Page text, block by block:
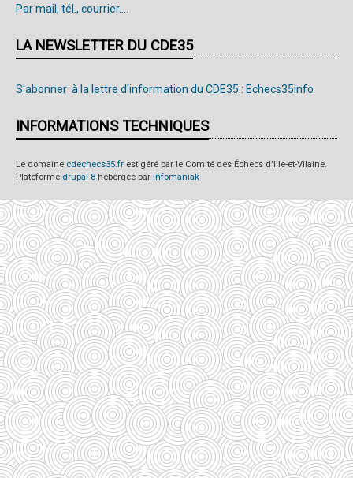
Par mail, tél., courrier....
LA NEWSLETTER DU CDE35
S'abonner à la lettre d'information du CDE35 : Echecs35info
INFORMATIONS TECHNIQUES
Le domaine cdechecs35.fr est géré par le Comité des Échecs d'Ille-et-Vilaine.
Plateforme drupal 8 hébergée par Infomaniak